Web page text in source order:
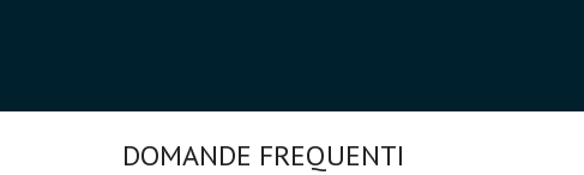
DOMANDE FREQUENTI